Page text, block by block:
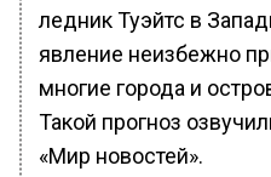
ледник Туэйтс в
явление неизбежно
многие города и
Такой прогноз
«Мир новостей».